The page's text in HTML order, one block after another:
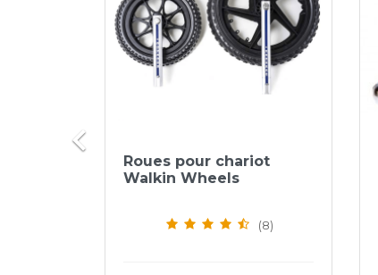
 Aperçu rapide
Roues pour chariot
Walkin Wheels
(8)